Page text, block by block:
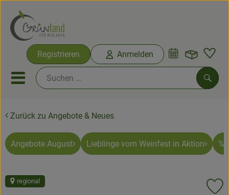
Registrieren Anmelden
Mobiles Menu öffnen oder
Ökokisten
Bio-Kochkisten
Zurück zu Angebote & Neues
Angebote August Lieblinge vom Weinfest in Aktion %
regional